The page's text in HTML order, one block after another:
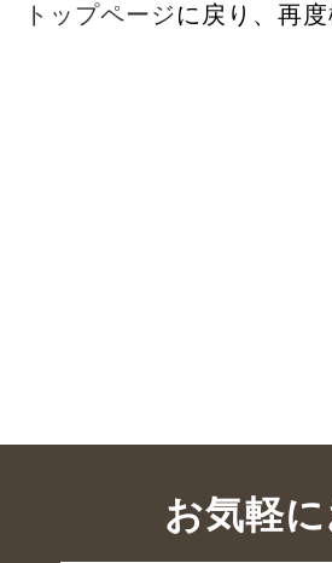
トップページに戻り、再
お気軽